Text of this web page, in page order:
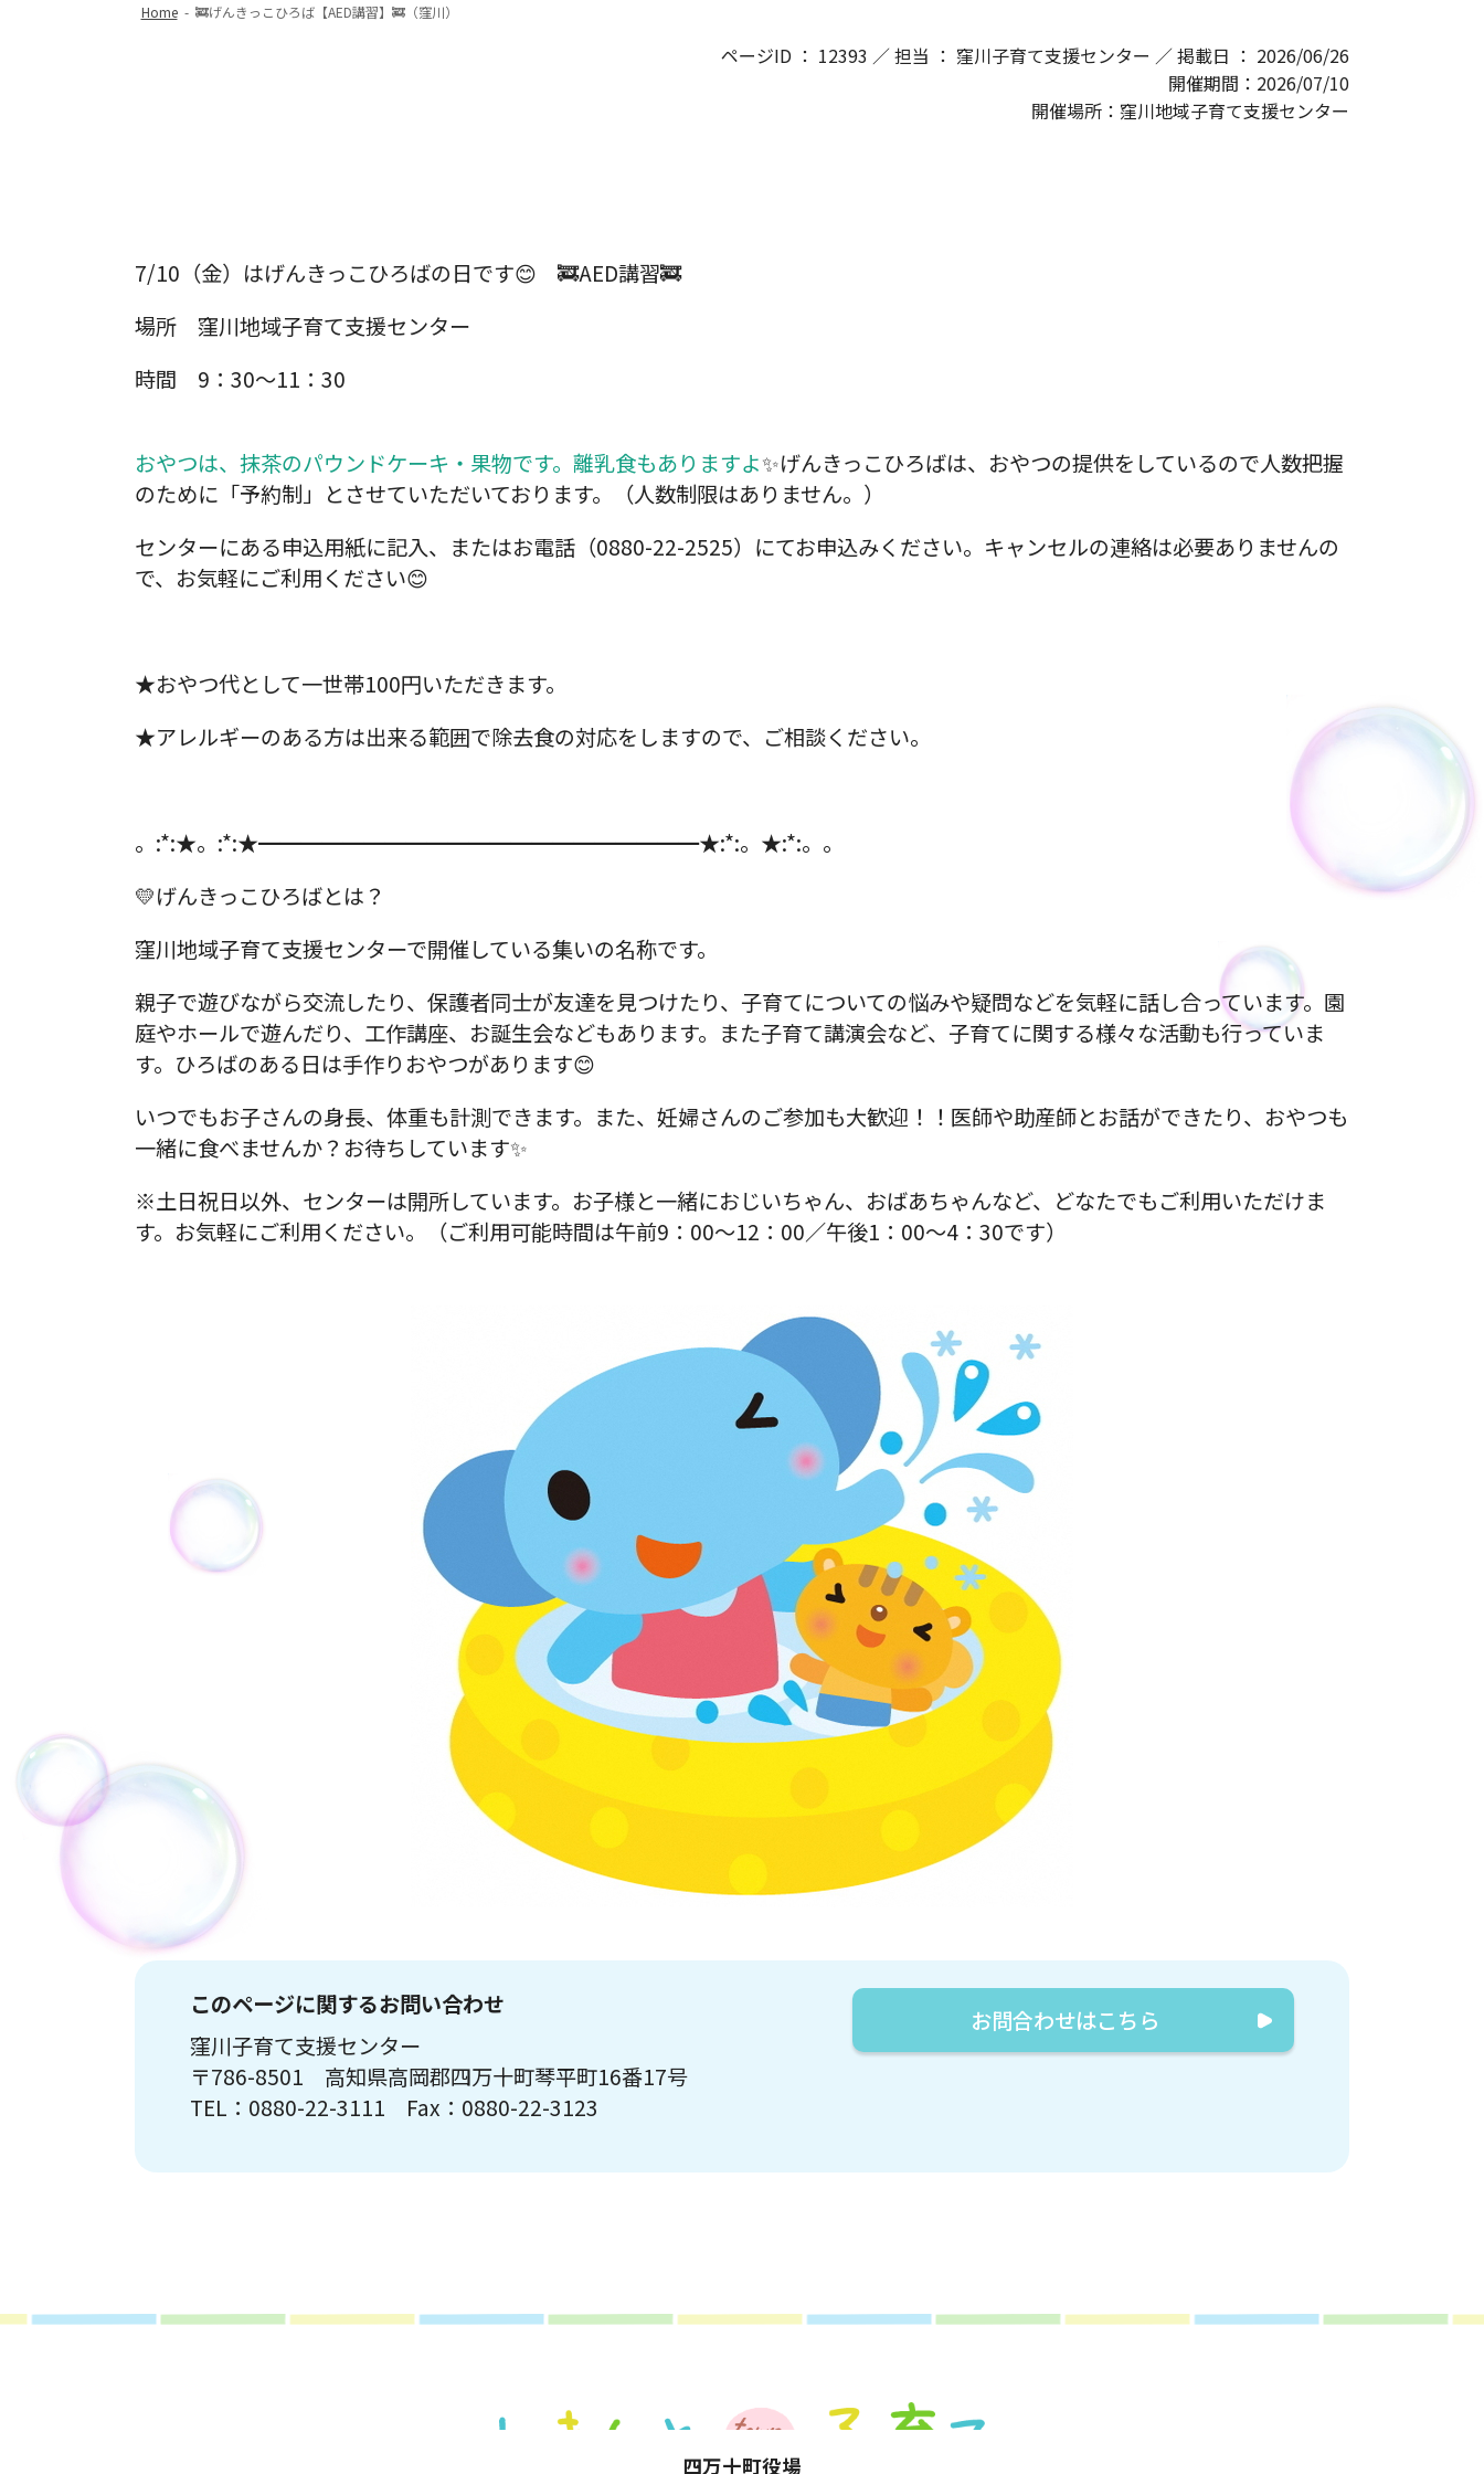
Home- 🚒げんきっこひろば【AED講習】🚒（窪川）
ページID ： 12393 ／ 担当 ： 窪川子育て支援センター ／ 掲載日 ： 2026/06/26
開催期間：2026/07/10
開催場所：窪川地域子育て支援センター
7/10（金）はげんきっこひろばの日です😊 🚒AED講習🚒
場所 窪川地域子育て支援センター
時間 9：30～11：30
おやつは、抹茶のパウンドケーキ・果物です。離乳食もありますよ✨げんきっこひろばは、おやつの提供をしているので人数把握
のために「予約制」とさせていただいております。（人数制限はありません。）
センターにある申込用紙に記入、またはお電話（0880-22-2525）にてお申込みください。キャンセルの連絡は必要ありませんの
で、お気軽にご利用ください😊
★おやつ代として一世帯100円いただきます。
★アレルギーのある方は出来る範囲で除去食の対応をしますので、ご相談ください。
。:*:★。:*:★━━━━━━━━━━━━━━━━━━━━━★:*:。★:*:。。
💛げんきっこひろばとは？
窪川地域子育て支援センターで開催している集いの名称です。
親子で遊びながら交流したり、保護者同士が友達を見つけたり、子育てについての悩みや疑問などを気軽に話し合っています。園
庭やホールで遊んだり、工作講座、お誕生会などもあります。また子育て講演会など、子育てに関する様々な活動も行っていま
す。ひろばのある日は手作りおやつがあります😊
いつでもお子さんの身長、体重も計測できます。また、妊婦さんのご参加も大歓迎！！医師や助産師とお話ができたり、おやつも
一緒に食べませんか？お待ちしています✨
※土日祝日以外、センターは開所しています。お子様と一緒におじいちゃん、おばあちゃんなど、どなたでもご利用いただけま
す。お気軽にご利用ください。（ご利用可能時間は午前9：00～12：00／午後1：00～4：30です）
このページに関するお問い合わせ
窪川子育て支援センター
〒786-8501 高知県高岡郡四万十町琴平町16番17号
TEL：0880-22-3111 Fax：0880-22-3123
お問合わせはこちら
四万十町役場